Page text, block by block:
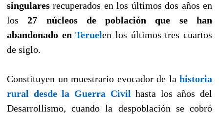
singularesrecuperados en los últimos dos años en
los27 núcleos de población que se han
abandonado en Teruelen los últimos tres cuartos
de siglo.
Constituyen un muestrario evocador de la historia
rural desde la Guerra Civil hasta los años del
Desarrollismo, cuando la despoblación se cobró